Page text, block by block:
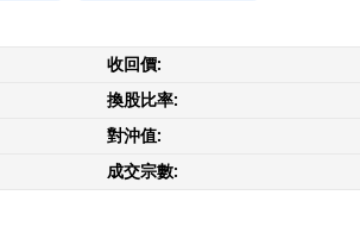
收回價:
換股比率:
對沖值:
成交宗數: